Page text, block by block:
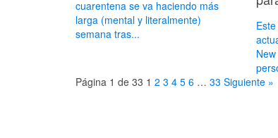
cuarentena se va haciendo más
larga (mental y literalmente)
semana tras...
Página 1 de 33 1 2 3 4 5 6 … 33 Siguiente »